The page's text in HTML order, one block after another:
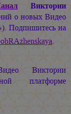
Виктории
о новых Видео
Подпишитесь на
.
Виктории
платформе